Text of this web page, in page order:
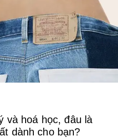
và hoá học, đâu là
dành cho bạn?